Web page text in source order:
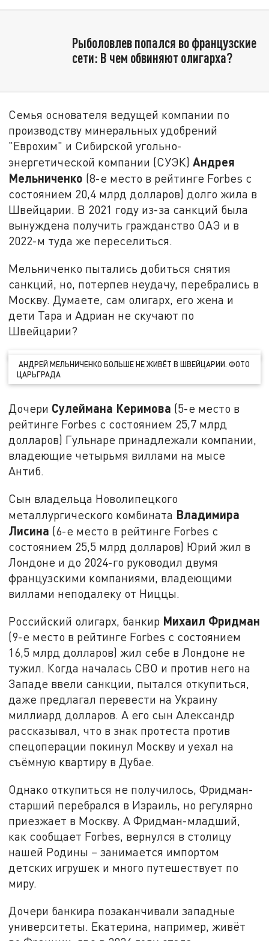
Рыболовлев попался во французские
сети: В чем обвиняют олигарха?
Семья основателя ведущей компании по
производству минеральных удобрений
"Еврохим" и Сибирской угольно-
энергетической компании (СУЭК)Андрея
Мельниченко (8-е место в рейтинге Forbes с
состоянием 20,4 млрд долларов) долго жила в
Швейцарии. В 2021 году из-за санкций была
вынуждена получить гражданство ОАЭ и в
2022-м туда же переселиться.
Мельниченко пытались добиться снятия
санкций, но, потерпев неудачу, перебрались в
Москву. Думаете, сам олигарх, его жена и
дети Тара и Адриан не скучают по
Швейцарии?
АНДРЕЙ МЕЛЬНИЧЕНКО БОЛЬШЕ НЕ ЖИВЁТ В ШВЕЙЦАРИИ. ФОТО
ЦАРЬГРАДА
Дочери Сулеймана Керимова (5-е место в
рейтинге Forbes с состоянием 25,7 млрд
долларов) Гульнаре принадлежали компании,
владеющие четырьмя виллами на мысе
Антиб.
Сын владельца Новолипецкого
металлургического комбината Владимира
Лисина (6-е место в рейтинге Forbes с
состоянием 25,5 млрд долларов) Юрий жил в
Лондоне и до 2024-го руководил двумя
французскими компаниями, владеющими
виллами неподалеку от Ниццы.
Российский олигарх, банкир Михаил Фридман
(9-е место в рейтинге Forbes с состоянием
16,5 млрд долларов) жил себе в Лондоне не
тужил. Когда началась СВО и против него на
Западе ввели санкции, пытался откупиться,
даже предлагал перевести на Украину
миллиард долларов. А его сын Александр
рассказывал, что в знак протеста против
спецоперации покинул Москву и уехал на
съёмную квартиру в Дубае.
Однако откупиться не получилось, Фридман-
старший перебрался в Израиль, но регулярно
приезжает в Москву. А Фридман-младший,
как сообщает Forbes, вернулся в столицу
нашей Родины – занимается импортом
детских игрушек и много путешествует по
миру.
Дочери банкира позаканчивали западные
университеты. Екатерина, например, живёт